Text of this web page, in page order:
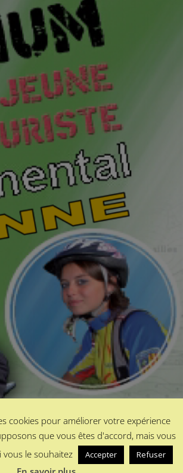
cookies pour améliorer votre expérience
que vous êtes d'accord, mais vous